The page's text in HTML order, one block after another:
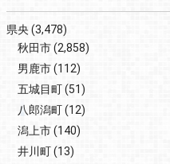
県央 (3,478)
秋田市(2,858)
男鹿市(112)
五城目町(51)
八郎潟町(12)
潟上市(140)
井川町(13)